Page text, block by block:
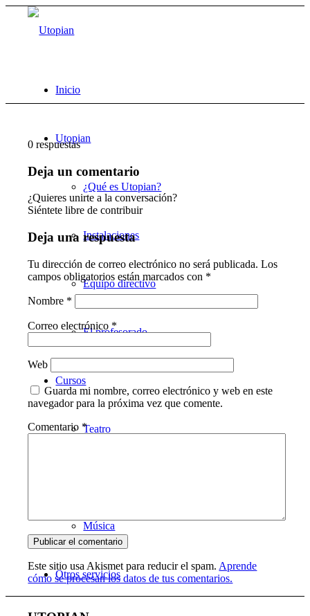
Inicio
Utopian
¿Qué es Utopian?
Instalaciones
Equipo directivo
El profesorado
Cursos
Teatro
Música
Otros servicios
0 respuestas
Deja un comentario
¿Quieres unirte a la conversación?
Siéntete libre de contribuir
Deja una respuesta
Tu dirección de correo electrónico no será publicada. Los
campos obligatorios están marcados con *
Nombre *
Correo electrónico*
Web
Guarda mi nombre, correo electrónico y web en este
navegador para la próxima vez que comente.
Comentario *
Este sitio usa Akismet para reducir el spam. Aprende
cómo se procesan los datos de tus comentarios.